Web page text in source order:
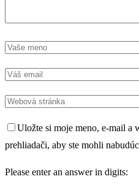
Uložte si moje meno, e-mail a
prehliadači, aby ste mohli
Please enter an answer in digits: